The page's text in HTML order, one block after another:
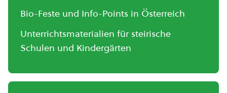
Bio-Feste und Info-Points in Österreich
Unterrichtsmaterialien für steirische
Schulen und Kindergärten